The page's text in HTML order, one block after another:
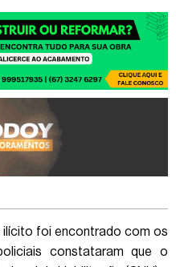
ilícito foi encontrado com os
constataram que o